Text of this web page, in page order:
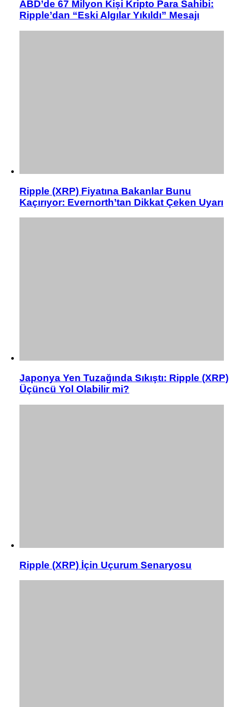
ABD’de 67 Milyon Kişi Kripto Para Sahibi:
Ripple’dan “Eski Algılar Yıkıldı” Mesajı
Ripple (XRP) Fiyatına Bakanlar Bunu
Kaçırıyor: Evernorth’tan Dikkat Çeken Uyarı
Japonya Yen Tuzağında Sıkıştı: Ripple (XRP)
Üçüncü Yol Olabilir mi?
Ripple (XRP) İçin Uçurum Senaryosu